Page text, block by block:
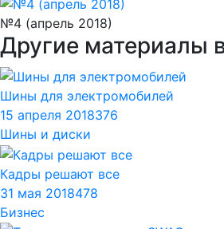
№4 (апрель 2018)
Другие материалы
Шины для электромобилей
15 апреля 2018376
Шины и диски
Кадры решают все
31 мая 2018478
Бизнес